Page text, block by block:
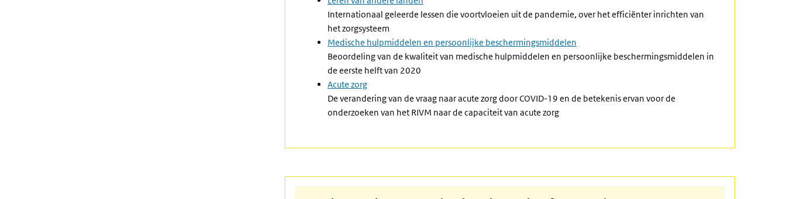
Internationaal geleerde lessen die voortvloeien uit de pandemie, over het efficiënter inrichten van
het zorgsysteem
Medische hulpmiddelen en persoonlijke beschermingsmiddelen
Beoordeling van de kwaliteit van medische hulpmiddelen en persoonlijke beschermingsmiddelen in
de eerste helft van 2020
Acute zorg
De verandering van de vraag naar acute zorg door COVID-19 en de betekenis ervan voor de
onderzoeken van het RIVM naar de capaciteit van acute zorg